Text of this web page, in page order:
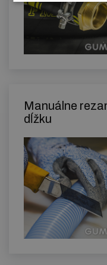
Manuálne
dĺžku